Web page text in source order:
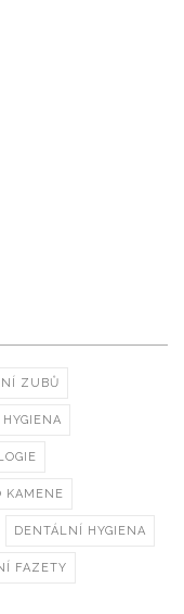
ZUBŮ
KAMENE
DENTÁLNÍ HYGIENA
FAZETY